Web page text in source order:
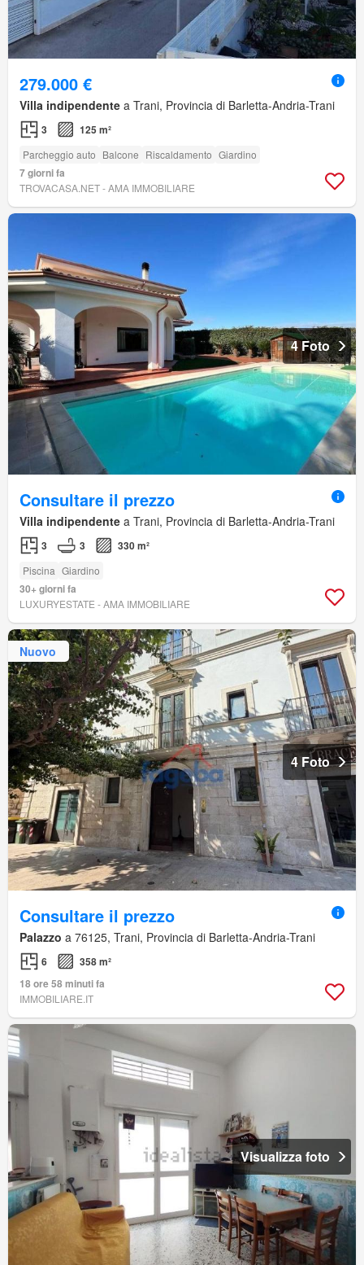
279.000 €
Villa indipendente a Trani, Provincia di Barletta-Andria-Trani
3 125 m²
Parcheggio auto Balcone Riscaldamento Giardino
7 giorni fa
TROVACASA.NET - AMA IMMOBILIARE
4 Foto
Consultare il prezzo
Villa indipendente a Trani, Provincia di Barletta-Andria-Trani
3 3 330 m²
Piscina Giardino
30+ giorni fa
LUXURYESTATE - AMA IMMOBILIARE
Nuovo
4 Foto
Consultare il prezzo
Palazzo a 76125, Trani, Provincia di Barletta-Andria-Trani
6
358 m²
18 ore 58 minuti fa
IMMOBILIARE.IT
Visualizza foto